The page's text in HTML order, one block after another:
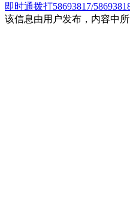
即时通拨打58693817/
该信息由用户发布，内容中